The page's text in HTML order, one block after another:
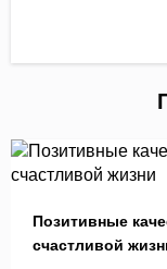
Позитивные
счастливой